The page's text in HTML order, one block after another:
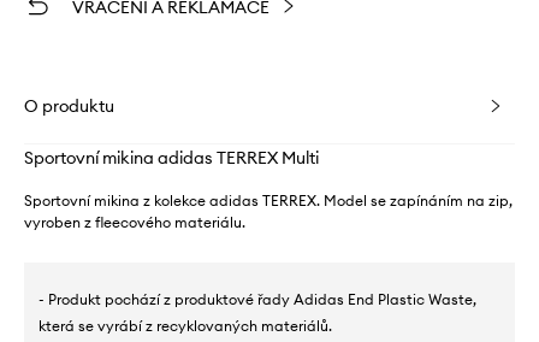
VRÁCENÍ A REKLAMACE
O produktu
Sportovní mikina adidas TERREX Multi
Sportovní mikina z kolekce adidas TERREX. Model se zapínáním na zip,
vyroben z fleecového materiálu.
- Produkt pochází z produktové řady Adidas End Plastic Waste,
která se vyrábí z recyklovaných materiálů.